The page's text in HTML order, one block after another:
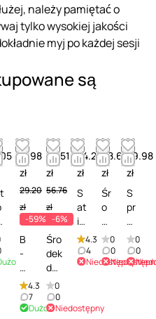
należy pamiętać o
tylko wysokiej jakości
myj po każdej sesji
są
11.98
zł
29.20
zł
-59%
B
-
Se
rie
s
H
4.3
7
Dużo
53.51
zł
56.76
zł
-6%
Śro
dek
do
czy
szc
zen
0
0
Niedostępny
44.28
zł
S
at
is
fy
er
T
Cl
4.3
4
Niedostępny
68.66
zł
Śr
o
d
ek
d
o
zc
0
0
29.98
zł
S
pr
ay
do
de
zy
0
0